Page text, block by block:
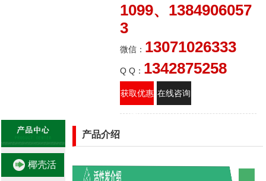
1099、1384906057
3
微信： 13071026333
Q Q： 1342875258
获取优惠
报价
在线咨询
椰壳活
产品介绍